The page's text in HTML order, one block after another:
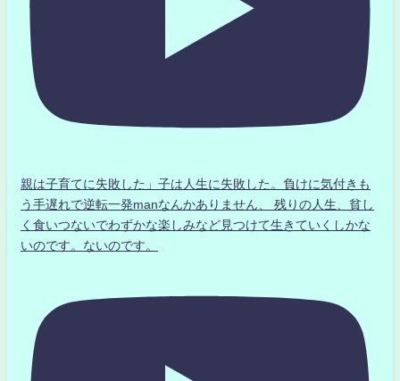
親は子育てに失敗した」子は人生に失敗した。負けに気付きも
う手遅れで逆転一発manなんかありません、 残りの人生、貧し
く食いつないでわずかな楽しみなど見つけて生きていくしかな
いのです。ないのです。